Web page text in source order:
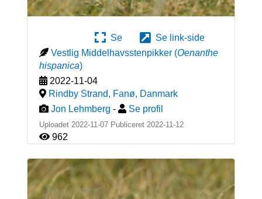
Se
Se link-side
Vestlig Middelhavsstenpikker (Oenanthe
hispanica)
2022-11-04
Rindby Strand, Fanø, Danmark
Jon Lehmberg - Se profil
Uploadet 2022-11-07 Publiceret 2022-11-12
962